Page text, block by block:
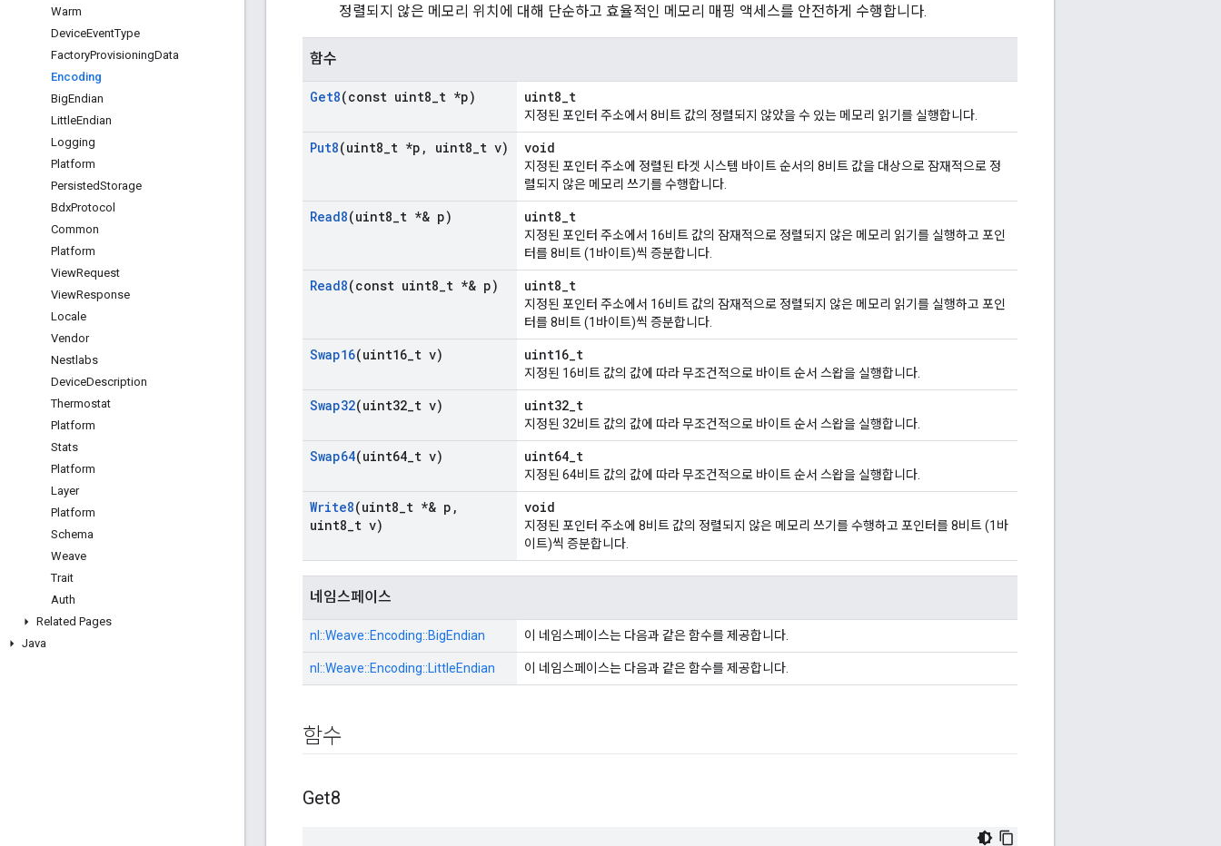
Warm
DeviceEventType
FactoryProvisioningData
Encoding
BigEndian
LittleEndian
Logging
Platform
PersistedStorage
BdxProtocol
Common
Platform
ViewRequest
ViewResponse
Locale
Vendor
Nestlabs
DeviceDescription
Thermostat
Platform
Stats
Platform
Layer
Platform
Schema
Weave
Trait
Auth
Related Pages
Java
정렬되지 않은 메모리 위치에 대해 단순하고 효율적인 메모리 매핑 액세스를 안전하게 수행합니다.
함수
Get8(const uint8 t *p) uint8_t
지정된 포인터 주소에서 8비트 값의 정렬되지 않았을 수 있는 메모리 읽기를 실행합니다.
Put8(uint8 t *p , uint8 t v) void
지정된 포인터 주소에 정렬된 타겟 시스템 바이트 순서의 8비트 값을 대상으로 잠재적으로 정
렬되지 않은 메모리 쓰기를 수행합니다.
Read8(uint8 t *& p) uint8_t
지정된 포인터 주소에서 16비트 값의 잠재적으로 정렬되지 않은 메모리 읽기를 실행하고 포인
터를 8비트 (1바이트)씩 증분합니다.
Read8(const uint8 t *& p) uint8_t
지정된 포인터 주소에서 16비트 값의 잠재적으로 정렬되지 않은 메모리 읽기를 실행하고 포인
터를 8비트 (1바이트)씩 증분합니다.
Swap16(uint16 t v) uint16_t
지정된 16비트 값의 값에 따라 무조건적으로 바이트 순서 스왑을 실행합니다.
Swap32(uint32 t v) uint32_t
지정된 32비트 값의 값에 따라 무조건적으로 바이트 순서 스왑을 실행합니다.
Swap64(uint64 t v) uint64_t
지정된 64비트 값의 값에 따라 무조건적으로 바이트 순서 스왑을 실행합니다.
Write8(uint8 t *& p ,
uint8 t v)
void
지정된 포인터 주소에 8비트 값의 정렬되지 않은 메모리 쓰기를 수행하고 포인터를 8비트 (1바
이트)씩 증분합니다.
네임스페이스
nl::Weave::Encoding::BigEndian 이 네임스페이스는 다음과 같은 함수를 제공합니다.
nl::Weave::Encoding:: LittleEndian 이 네임스페이스는 다음과 같은 함수를 제공합니다.
함수
Get8